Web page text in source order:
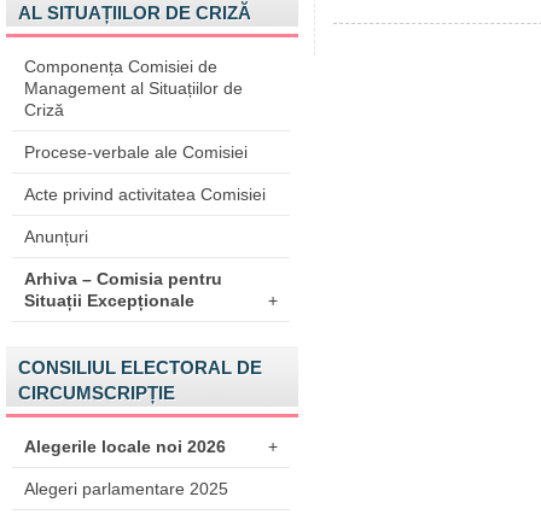
AL SITUAȚIILOR DE CRIZĂ
Componența Comisiei de
Management al Situațiilor de
Criză
Procese-verbale ale Comisiei
Acte privind activitatea Comisiei
Anunțuri
Arhiva – Comisia pentru
Situații Excepționale
+
CONSILIUL ELECTORAL DE
CIRCUMSCRIPȚIE
Alegerile locale noi 2026 +
Alegeri parlamentare 2025